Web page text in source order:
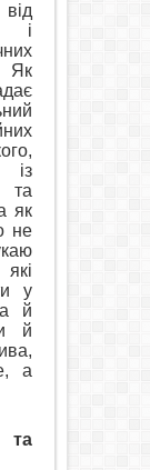
і
Як
із
та
як
не
у
а й
й
а